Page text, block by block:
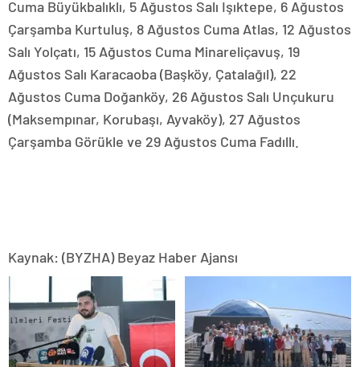
Cuma Büyükbalıklı, 5 Ağustos Salı Işıktepe, 6 Ağustos
Çarşamba Kurtuluş, 8 Ağustos Cuma Atlas, 12 Ağustos
Salı Yolçatı, 15 Ağustos Cuma Minareliçavuş, 19
Ağustos Salı Karacaoba (Başköy, Çatalağıl), 22
Ağustos Cuma Doğanköy, 26 Ağustos Salı Unçukuru
(Maksempınar, Korubaşı, Ayvaköy), 27 Ağustos
Çarşamba Görükle ve 29 Ağustos Cuma Fadıllı.
Kaynak: (BYZHA) Beyaz Haber Ajansı